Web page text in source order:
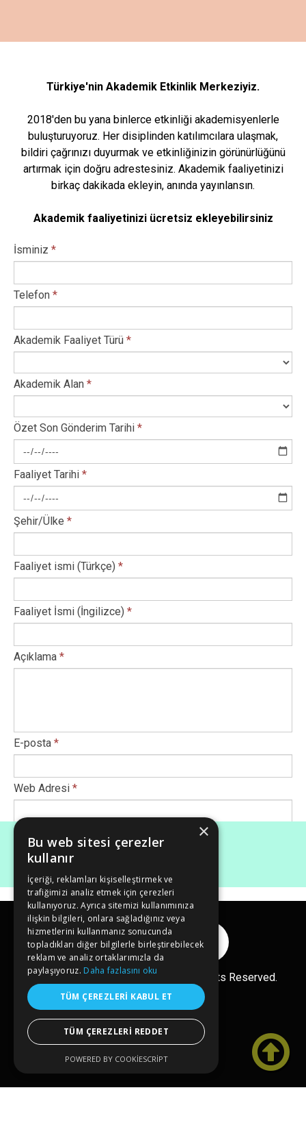

Türkiye'nin Akademik Etkinlik Merkeziyiz.
2018'den bu yana binlerce etkinliği akademisyenlerle
buluşturuyoruz. Her disiplinden katılımcılara ulaşmak,
bildiri çağrınızı duyurmak ve etkinliğinizin görünürlüğünü
artırmak için doğru adrestesiniz. Akademik faaliyetinizi
birkaç dakikada ekleyin, anında yayınlansın.
Akademik faaliyetinizi ücretsiz ekleyebilirsiniz
İsminiz *
Telefon *
Akademik Faaliyet Türü *
Akademik Alan *
Özet Son Gönderim Tarihi *
Faaliyet Tarihi *
Şehir/Ülke *
Faaliyet ismi (Türkçe) *
Faaliyet İsmi (İngilizce) *
Açıklama *
E-posta *
Web Adresi *
Afiş Ekle
Maksimum dosya boyutu (Mb): 50
Ücretsiz Ekle
Reklam Ver
Copyright© 2026 kongreler.net All Rights Reserved.
×
Bu web sitesi çerezler
kullanır
İçeriği, reklamları kişiselleştirmek ve
trafiğimizi analiz etmek için çerezleri
kullanıyoruz. Ayrıca sitemizi kullanımınıza
ilişkin bilgileri, onlara sağladığınız veya
hizmetlerini kullanmanız sonucunda
topladıkları diğer bilgilerle birleştirebilecek
reklam ve analiz ortaklarımızla da
paylaşıyoruz. Daha fazlasını oku
TÜM ÇEREZLERI KABUL ET
TÜM ÇEREZLERI REDDET
POWERED BY COOKIESCRIPT